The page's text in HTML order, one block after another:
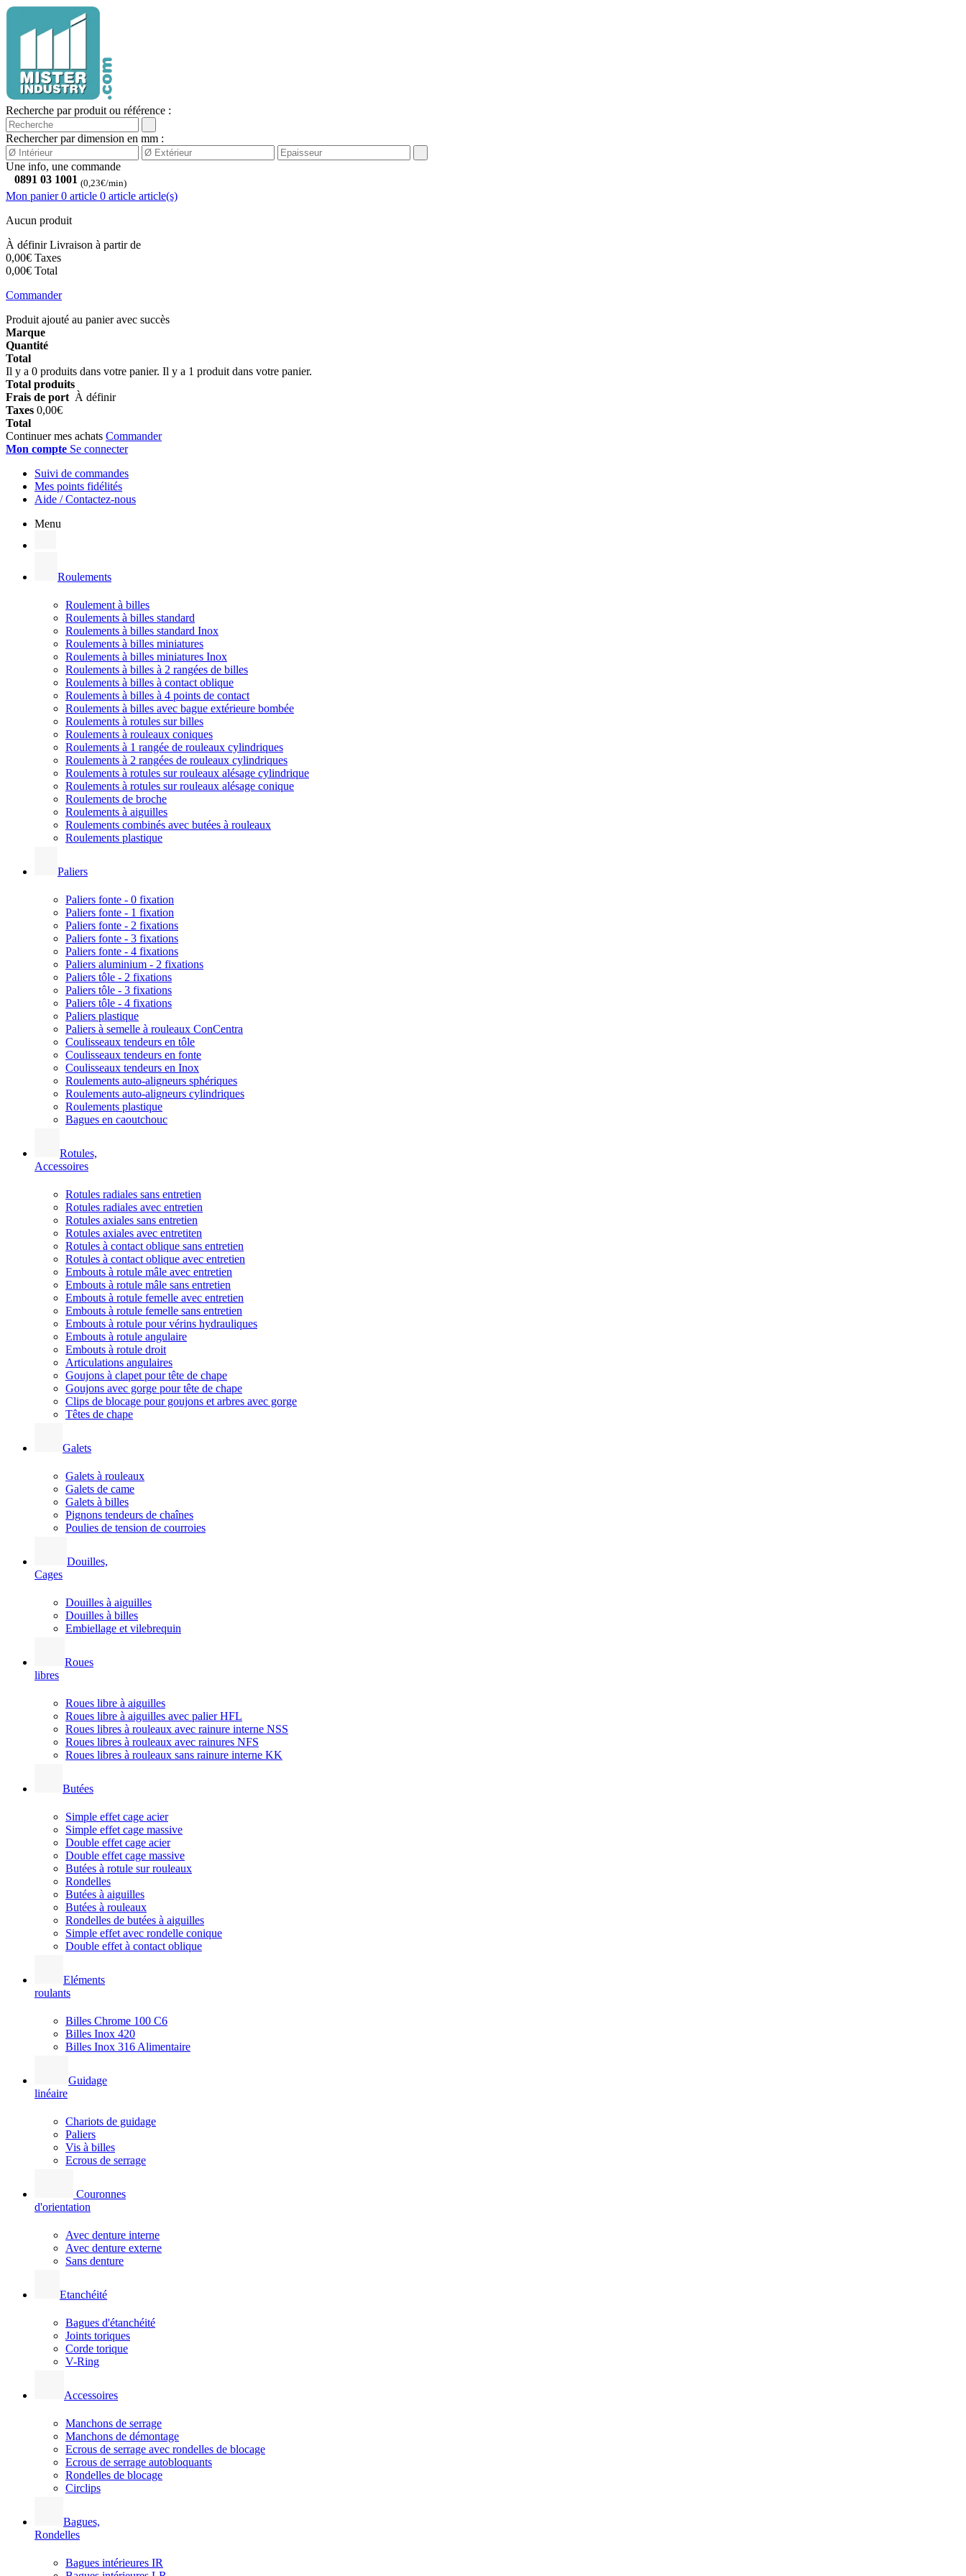
Recherche par produit ou référence :
Rechercher par dimension en mm :
Une info, une commande
0891 03 1001 (0,23€/min)
Mon panier 0 article 0 article article(s)
Aucun produit
À définirLivraison à partir de
0,00€ Taxes
0,00€ Total
Commander
Produit ajouté au panier avec succès
Marque
Quantité
Total
Il y a 0 produits dans votre panier. Il y a 1 produit dans votre panier.
Total produits
Frais de port À définir
Taxes 0,00€
Total
Continuer mes achats Commander
Mon compte Se connecter
Suivi de commandes
Mes points fidélités
Aide / Contactez-nous
Menu
Roulements
Roulement à billes
Roulements à billes standard
Roulements à billes standard Inox
Roulements à billes miniatures
Roulements à billes miniatures Inox
Roulements à billes à 2 rangées de billes
Roulements à billes à contact oblique
Roulements à billes à 4 points de contact
Roulements à billes avec bague extérieure bombée
Roulements à rotules sur billes
Roulements à rouleaux coniques
Roulements à 1 rangée de rouleaux cylindriques
Roulements à 2 rangées de rouleaux cylindriques
Roulements à rotules sur rouleaux alésage cylindrique
Roulements à rotules sur rouleaux alésage conique
Roulements de broche
Roulements à aiguilles
Roulements combinés avec butées à rouleaux
Roulements plastique
Paliers
Paliers fonte - 0 fixation
Paliers fonte - 1 fixation
Paliers fonte - 2 fixations
Paliers fonte - 3 fixations
Paliers fonte - 4 fixations
Paliers aluminium - 2 fixations
Paliers tôle - 2 fixations
Paliers tôle - 3 fixations
Paliers tôle - 4 fixations
Paliers plastique
Paliers à semelle à rouleaux ConCentra
Coulisseaux tendeurs en tôle
Coulisseaux tendeurs en fonte
Coulisseaux tendeurs en Inox
Roulements auto-aligneurs sphériques
Roulements auto-aligneurs cylindriques
Roulements plastique
Bagues en caoutchouc
Rotules,
Accessoires
Rotules radiales sans entretien
Rotules radiales avec entretien
Rotules axiales sans entretien
Rotules axiales avec entretiten
Rotules à contact oblique sans entretien
Rotules à contact oblique avec entretien
Embouts à rotule mâle avec entretien
Embouts à rotule mâle sans entretien
Embouts à rotule femelle avec entretien
Embouts à rotule femelle sans entretien
Embouts à rotule pour vérins hydrauliques
Embouts à rotule angulaire
Embouts à rotule droit
Articulations angulaires
Goujons à clapet pour tête de chape
Goujons avec gorge pour tête de chape
Clips de blocage pour goujons et arbres avec gorge
Têtes de chape
Galets
Galets à rouleaux
Galets de came
Galets à billes
Pignons tendeurs de chaînes
Poulies de tension de courroies
Douilles,
Cages
Douilles à aiguilles
Douilles à billes
Embiellage et vilebrequin
Roues
libres
Roues libre à aiguilles
Roues libre à aiguilles avec palier HFL
Roues libres à rouleaux avec rainure interne NSS
Roues libres à rouleaux avec rainures NFS
Roues libres à rouleaux sans rainure interne KK
Butées
Simple effet cage acier
Simple effet cage massive
Double effet cage acier
Double effet cage massive
Butées à rotule sur rouleaux
Rondelles
Butées à aiguilles
Butées à rouleaux
Rondelles de butées à aiguilles
Simple effet avec rondelle conique
Double effet à contact oblique
Eléments
roulants
Billes Chrome 100 C6
Billes Inox 420
Billes Inox 316 Alimentaire
Guidage
linéaire
Chariots de guidage
Paliers
Vis à billes
Ecrous de serrage
Couronnes
d'orientation
Avec denture interne
Avec denture externe
Sans denture
Etanchéité
Bagues d'étanchéité
Joints toriques
Corde torique
V-Ring
Accessoires
Manchons de serrage
Manchons de démontage
Ecrous de serrage avec rondelles de blocage
Ecrous de serrage autobloquants
Rondelles de blocage
Circlips
Bagues,
Rondelles
Bagues intérieures IR